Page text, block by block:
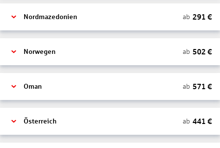
Nordmazedonien ab 291 €
Norwegen ab 502 €
Oman ab 571 €
Österreich ab 441 €